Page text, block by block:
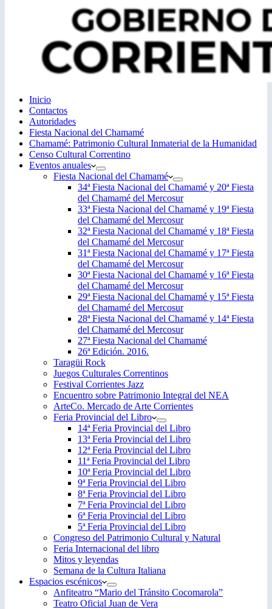
Inicio
Contactos
Autoridades
Fiesta Nacional del Chamamé
Chamamé: Patrimonio Cultural Inmaterial de la Humanidad
Censo Cultural Correntino
Eventos anuales
Fiesta Nacional del Chamamé
34ª Fiesta Nacional del Chamamé y 20ª Fiesta
del Chamamé del Mercosur
33ª Fiesta Nacional del Chamamé y 19ª Fiesta
del Chamamé del Mercosur
32ª Fiesta Nacional del Chamamé y 18ª Fiesta
del Chamamé del Mercosur
31ª Fiesta Nacional del Chamamé y 17ª Fiesta
del Chamamé del Mercosur
30ª Fiesta Nacional del Chamamé y 16ª Fiesta
del Chamamé del Mercosur
29ª Fiesta Nacional del Chamamé y 15ª Fiesta
del Chamamé del Mercosur
28ª Fiesta Nacional del Chamamé y 14ª Fiesta
del Chamamé del Mercosur
27ª Fiesta Nacional del Chamamé
26ª Edición. 2016.
Taragüi Rock
Juegos Culturales Correntinos
Festival Corrientes Jazz
Encuentro sobre Patrimonio Integral del NEA
ArteCo. Mercado de Arte Corrientes
Feria Provincial del Libro
14ª Feria Provincial del Libro
13ª Feria Provincial del Libro
12ª Feria Provincial del Libro
11ª Feria Provincial del Libro
10ª Feria Provincial del Libro
9ª Feria Provincial del Libro
8ª Feria Provincial del Libro
7ª Feria Provincial del Libro
6ª Feria Provincial del Libro
5ª Feria Provincial del Libro
Congreso del Patrimonio Cultural y Natural
Feria Internacional del libro
Mitos y leyendas
Semana de la Cultura Italiana
Espacios escénicos
Anfiteatro “Mario del Tránsito Cocomarola”
Teatro Oficial Juan de Vera